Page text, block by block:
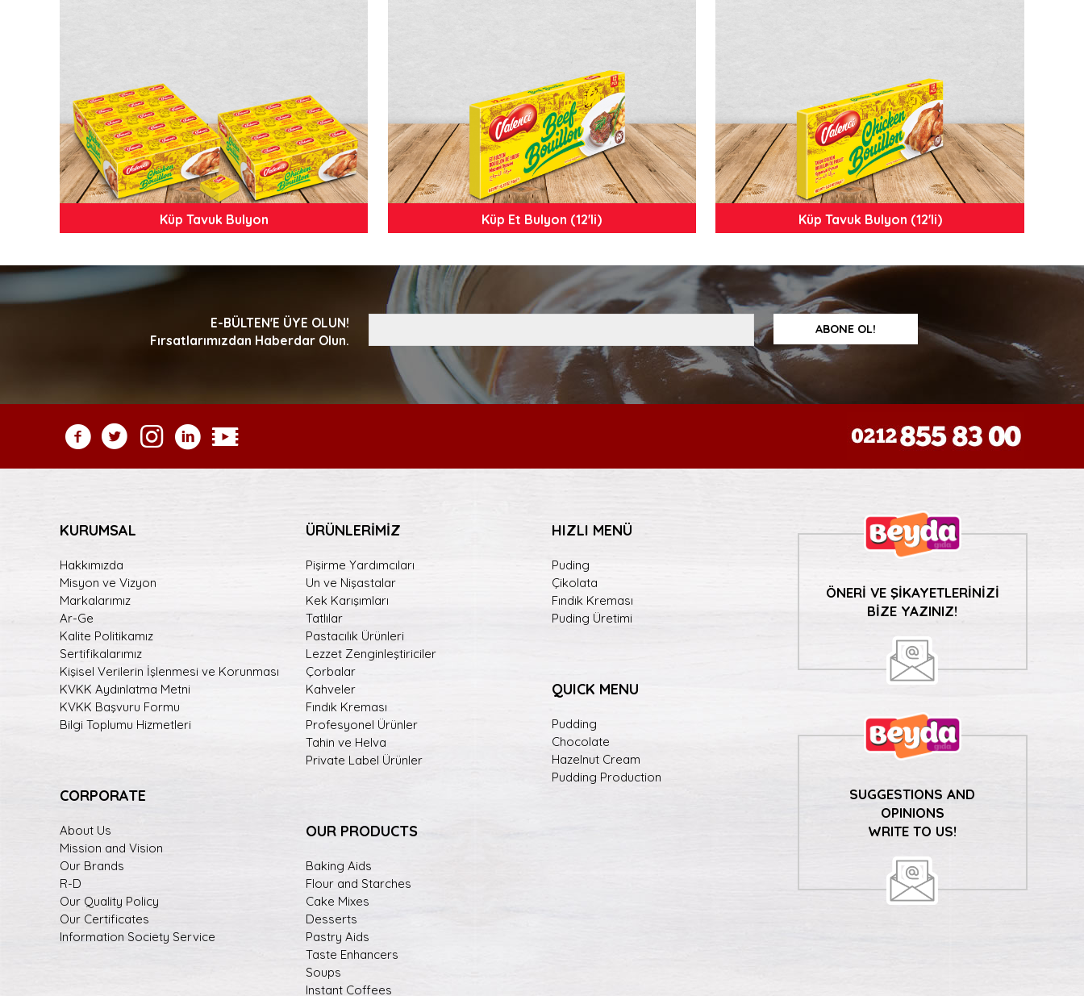
Küp Tavuk Bulyon Küp Et Bulyon (12'li) Küp Tavuk Bulyon (12'li)
E-BÜLTEN'E ÜYE OLUN!
Fırsatlarımızdan Haberdar Olun.
KURUMSAL
Hakkımızda
Misyon ve Vizyon
Markalarımız
Ar-Ge
Kalite Politikamız
Sertifikalarımız
Kişisel Verilerin İşlenmesi ve Korunması
KVKK Aydınlatma Metni
KVKK Başvuru Formu
Bilgi Toplumu Hizmetleri
CORPORATE
About Us
Mission and Vision
Our Brands
R-D
Our Quality Policy
Our Certificates
Information Society Service
ÜRÜNLERİMİZ
Pişirme Yardımcıları
Un ve Nişastalar
Kek Karışımları
Tatlılar
Pastacılık Ürünleri
Lezzet Zenginleştiriciler
Çorbalar
Kahveler
Fındık Kreması
Profesyonel Ürünler
Tahin ve Helva
Private Label Ürünler
OUR PRODUCTS
Baking Aids
Flour and Starches
Cake Mixes
Desserts
Pastry Aids
Taste Enhancers
Soups
Instant Coffees
HIZLI MENÜ
Puding
Çikolata
Fındık Kreması
Puding Üretimi
QUICK MENU
Pudding
Chocolate
Hazelnut Cream
Pudding Production
ÖNERİ VE ŞİKAYETLERİNİZİ
BİZE YAZINIZ!
SUGGESTIONS AND
OPINIONS
WRITE TO US!